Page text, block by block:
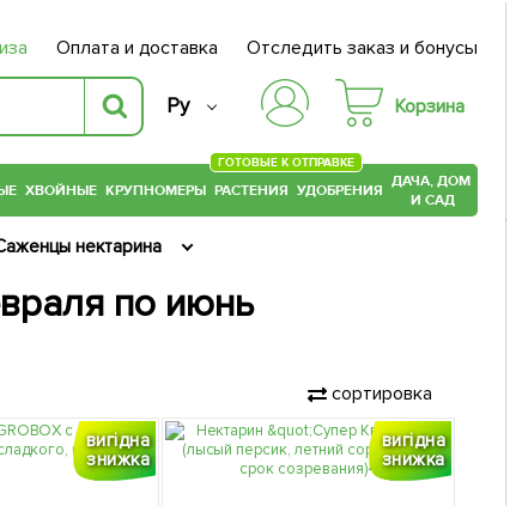
Оплата и доставка Отследить заказ и бонусы
Ру Корзина
ХВОЙНЫЕ КРУПНОМЕРЫ РАСТЕНИЯ
ГОТОВЫЕ К ОТПРАВКЕ
УДОБРЕНИЯ ДАЧА, ДОМ
И САД
нектарина
по июнь
сортировка
вигідна
знижка
вигідна
знижка